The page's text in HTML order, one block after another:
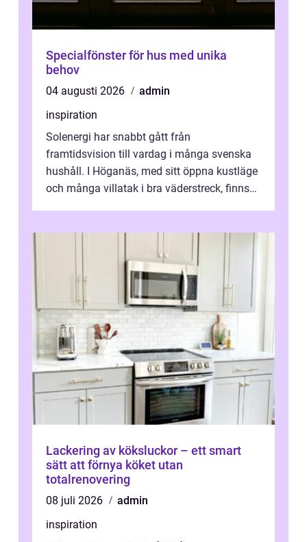
Specialfönster för hus med unika
behov
04 augusti 2026
admin
inspiration
Solenergi har snabbt gått från
framtidsvision till vardag i många svenska
hushåll. I Höganäs, med sitt öppna kustläge
och många villatak i bra väderstreck, finns
Lackering av köksluckor – ett smart
sätt att förnya köket utan
totalrenovering
08 juli 2026
admin
inspiration